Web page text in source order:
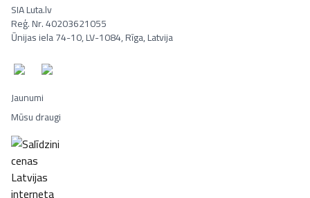
SIA Luta.lv
Reģ. Nr. 40203621055
Ūnijas iela 74-10, LV-1084, Rīga, Latvija
Jaunumi
Mūsu draugi